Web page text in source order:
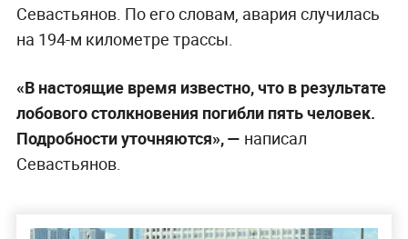
Севастьянов. По его словам, авария случилась
на 194-м километре трассы.
«В настоящие время известно, что в результате
лобового столкновения погибли пять человек.
Подробности уточняются», — написал
Севастьянов.